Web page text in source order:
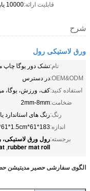
قابلیت ارائه:10000 یارد / روز
شرح
ورق لاستیکی رول
نام:تشک دور یوگا چاپ
OEM&ODM: در دسترس
استفاده کنید:کف، ورزش، یوگا،
ضخامت:2mm-8mm
رنگ:رنگ های
اندازه:183*61*0.8cm/183*61*1cm/183*61*1.5cm
برجسته:رول ورق لاستیکی،
rubber mat roll
,
الگوی سفارشی حصیر مدیتیشن